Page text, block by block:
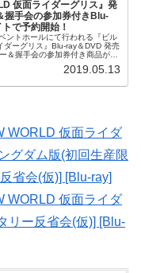
仮面ライダーグリス』発
握手会の参加券付きBlu-
で予約開始！
ントホールにて行われる『ビル
ダーグリス』Blu-ray＆DVD 発売
＆握手会の参加券付き商品がア
2019.05.13
WORLD 仮面ライダ
グダム版(初回生産限
省会(仮)] [Blu-ray]
WORLD 仮面ライダ
リー反省会(仮)] [Blu-